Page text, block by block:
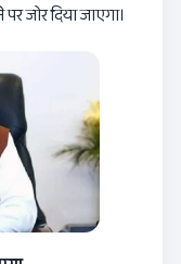
जोर दिया जाएगा।